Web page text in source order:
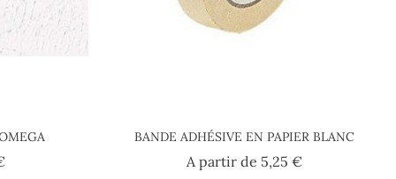
Prezzo
BANDE ADHÉSIVE EN PAPIER BLANC
A partir de 5,25 €Prezzo